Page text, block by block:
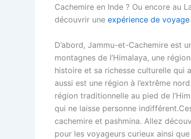
Cachemire en Inde ? Ou encore au
découvrir une expérience de
D’abord, Jammu-et-Cachemire est
montagnes de l’Himalaya, une
histoire et sa richesse culturelle qui
aussi est une région à l’extrême
région traditionnelle au pied de
qui ne laisse personne
cachemire et pashmina. Allez
pour les voyageurs curieux ainsi